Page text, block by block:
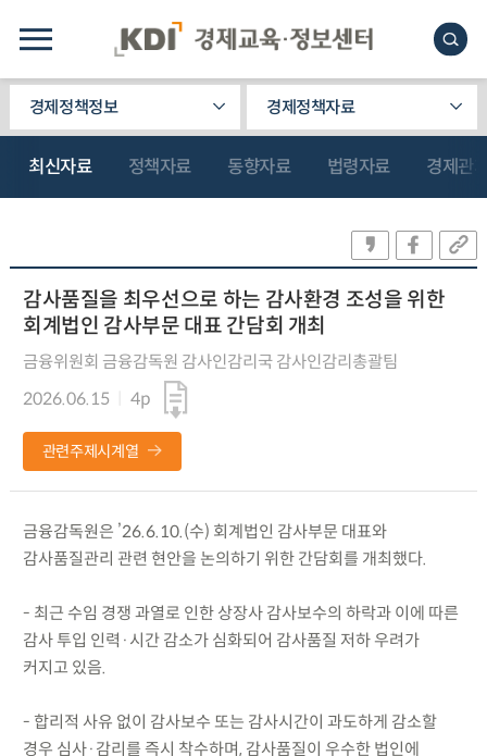
경제정책정보 경제정책자료
최신자료 정책자료 동향자료 법령자료 경제관
감사품질을 최우선으로 하는 감사환경 조성을 위한
회계법인 감사부문 대표 간담회 개최
금융위원회 금융감독원 감사인감리국 감사인감리총괄팀
2026.06.15
4p
관련주제시계열
금융감독원은 ’26.6.10.(수) 회계법인 감사부문 대표와
감사품질관리 관련 현안을 논의하기 위한 간담회를 개최했다.
- 최근 수임 경쟁 과열로 인한 상장사 감사보수의 하락과 이에 따른
감사 투입 인력·시간 감소가 심화되어 감사품질 저하 우려가
커지고 있음.
- 합리적 사유 없이 감사보수 또는 감사시간이 과도하게 감소할
경우 심사·감리를 즉시 착수하며, 감사품질이 우수한 법인에